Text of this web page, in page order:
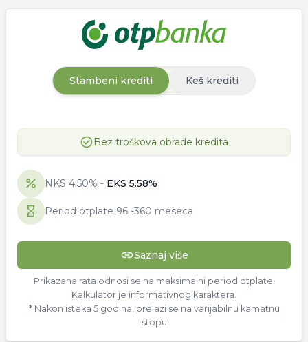
Stambeni krediti Keš krediti
Bez troškova obrade kredita
NKS 4.50% - EKS 5.58%
Period otplate 96 -360 meseca
Saznaj više
Prikazana rata odnosi se na maksimalni period otplate.
Kalkulator je informativnog karaktera.
* Nakon isteka 5 godina, prelazi se na varijabilnu kamatnu
stopu